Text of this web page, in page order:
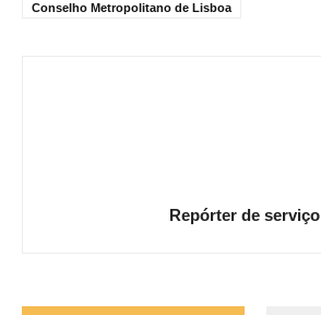
Conselho Metropolitano de Lisboa
Repórter de serviço